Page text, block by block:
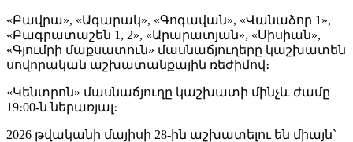
«Բավրա», «Ագարակ», «Գոգավան», «Վանաձոր 1»,
«Բագրատաշեն 1, 2», «Արարատյան», «Սիսիան»,
«Գյումրի մաքսատուն» մասնաճյուղերը կաշխատեն
սովորական աշխատանքային ռեժիմով։
«Կենտրոն» մասնաճյուղը կաշխատի մինչև ժամը
19։00-ն ներառյալ։
2026 թվականի մայիսի 28-ին աշխատելու են միայն`